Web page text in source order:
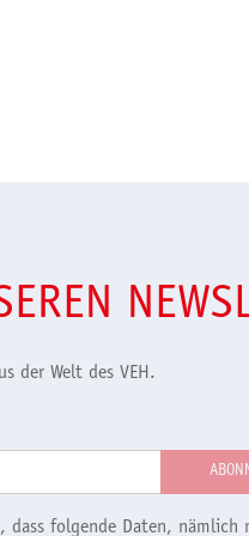
der Welt des VEH.
folgende Daten, nämlich